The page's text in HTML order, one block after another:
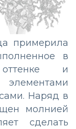
примерила
в
и
Наряд в
молнией
сделать